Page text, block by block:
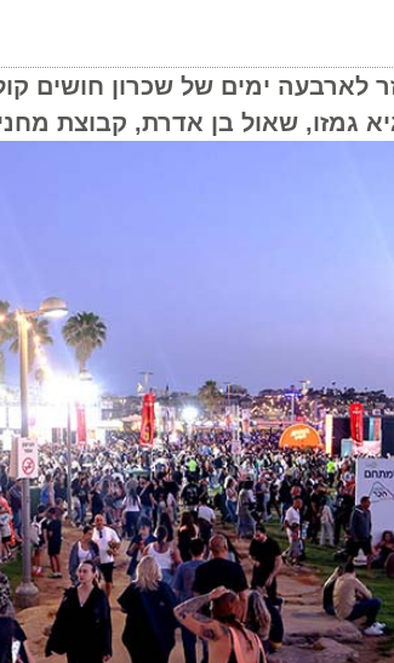
ימים של שכרון חושים
שאול בן אדרת, קבוצת